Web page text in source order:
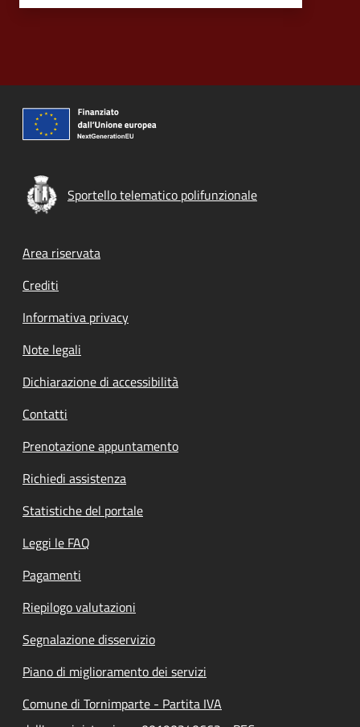
Sportello telematico polifunzionale
Footer menu
Area riservata
Crediti
Informativa privacy
Note legali
Dichiarazione di accessibilità
Contatti
Prenotazione appuntamento
Richiedi assistenza
Statistiche del portale
Leggi le FAQ
Pagamenti
Riepilogo valutazioni
Segnalazione disservizio
Piano di miglioramento dei servizi
Comune di Tornimparte - Partita IVA